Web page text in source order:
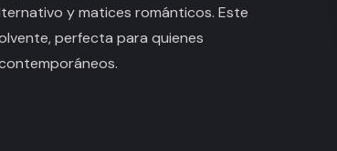
y matices románticos. Este
perfecta para quienes